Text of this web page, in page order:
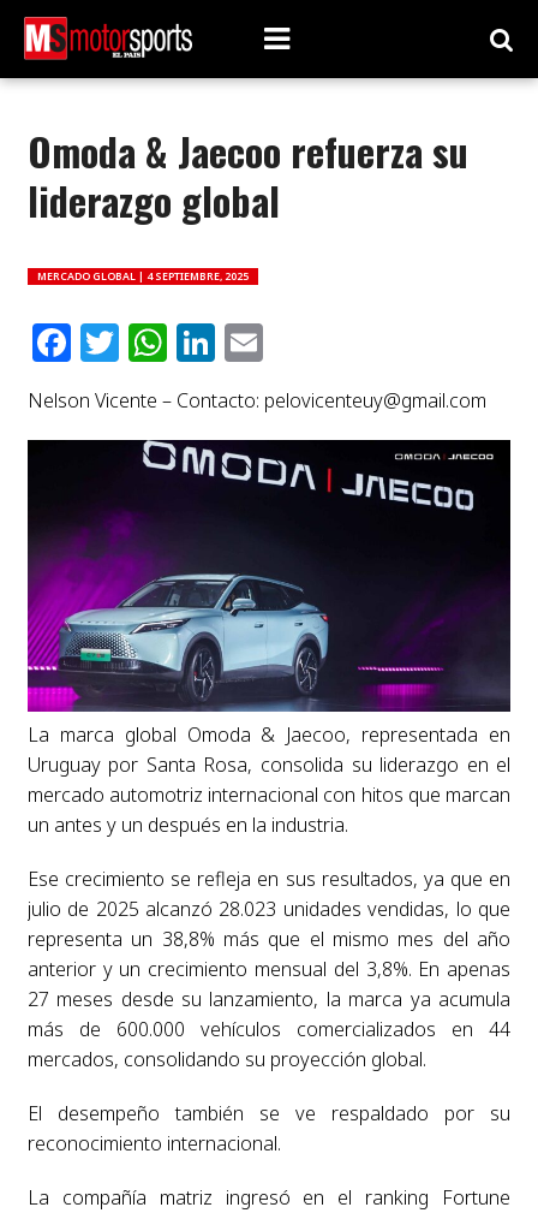
Omoda & Jaecoo refuerza su
liderazgo global
MERCADO GLOBAL | 4 SEPTIEMBRE, 2025
Facebook
Twitter
WhatsApp
LinkedIn
Email
Nelson Vicente – Contacto: pelovicenteuy@gmail.com
La marca global Omoda & Jaecoo, representada en
Uruguay por Santa Rosa, consolida su liderazgo en el
mercado automotriz internacional con hitos que marcan
un antes y un después en la industria.
Ese crecimiento se refleja en sus resultados, ya que en
julio de 2025 alcanzó 28.023 unidades vendidas, lo que
representa un 38,8% más que el mismo mes del año
anterior y un crecimiento mensual del 3,8%. En apenas
27 meses desde su lanzamiento, la marca ya acumula
más de 600.000 vehículos comercializados en 44
mercados, consolidando su proyección global.
El desempeño también se ve respaldado por su
reconocimiento internacional.
La compañía matriz ingresó en el ranking Fortune